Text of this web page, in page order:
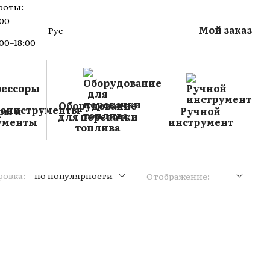
Рус Мой заказ
и Оборудование
для перекачки
топлива
Ручной
инструмент
по популярности Отображение: